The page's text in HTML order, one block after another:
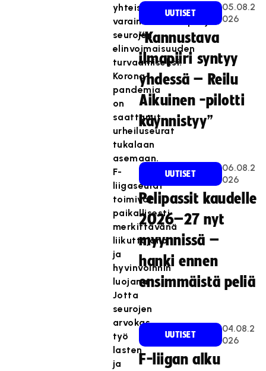
yhteisen
varainkeruukampanjan
seurojen
elinvoimaisuuden
turvaamiseksi.
Korona-
pandemia
on
saattanut
urheiluseurat
tukalaan
asemaan.
F-
liigaseurat
toimivat
paikallisesti
merkittävänä
liikuttajana
ja
hyvinvoinnin
luojana.
Jotta
seurojen
arvokas
työ
lasten
ja
UUTISET
05.08.2
026
“Kannustava
ilmapiiri syntyy
yhdessä – Reilu
Aikuinen -pilotti
käynnistyy”
UUTISET
06.08.2
026
Pelipassit kaudelle
2026–27 nyt
myynnissä –
hanki ennen
ensimmäistä peliä
UUTISET
04.08.2
026
F-liigan alku